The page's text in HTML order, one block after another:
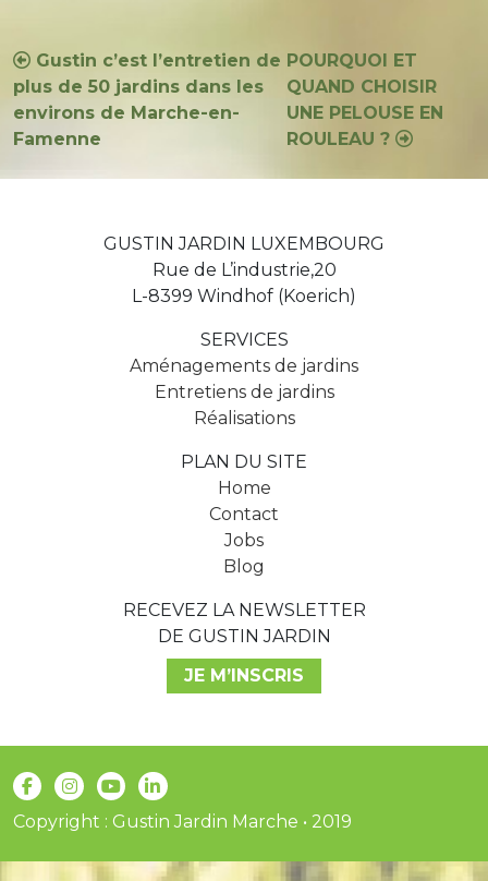
Navigation
de
l’article
Gustin c’est l’entretien de
plus de 50 jardins dans les
environs de Marche-en-
Famenne
POURQUOI ET
QUAND CHOISIR
UNE PELOUSE EN
ROULEAU ?
GUSTIN JARDIN LUXEMBOURG
Rue de L’industrie,20
L-8399 Windhof (Koerich)
SERVICES
Aménagements de jardins
Entretiens de jardins
Réalisations
PLAN DU SITE
Home
Contact
Jobs
Blog
RECEVEZ LA NEWSLETTER
DE GUSTIN JARDIN
JE M’INSCRIS
Copyright : Gustin Jardin Marche • 2019